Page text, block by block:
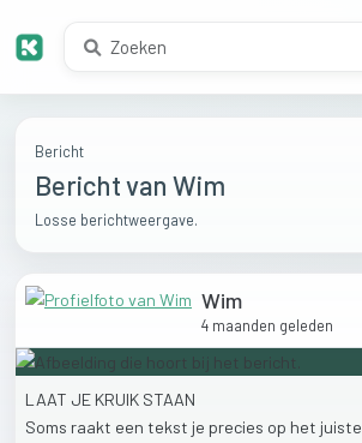
Bericht
Bericht van Wim
Losse berichtweergave.
Wim
4 maanden geleden
LAAT JE KRUIK STAAN
Soms raakt een tekst je precies op het juiste